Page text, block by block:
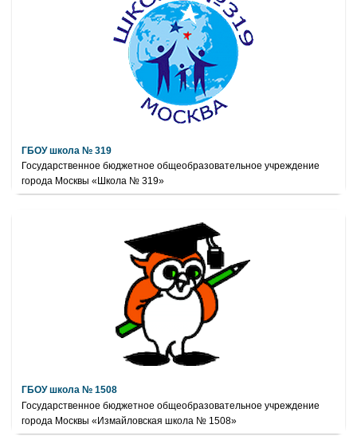
ГБОУ школа № 319
Государственное бюджетное общеобразовательное учреждение
города Москвы «Школа № 319»
ГБОУ школа № 1508
Государственное бюджетное общеобразовательное учреждение
города Москвы «Измайловская школа № 1508»